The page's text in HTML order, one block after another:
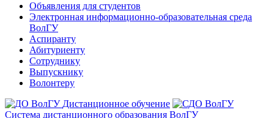
Объявления для студентов
Электронная информационно-образовательная среда
ВолГУ
Аспиранту
Абитуриенту
Сотруднику
Выпускнику
Волонтеру
Дистанционное обучение
Система дистанционного образования ВолГУ